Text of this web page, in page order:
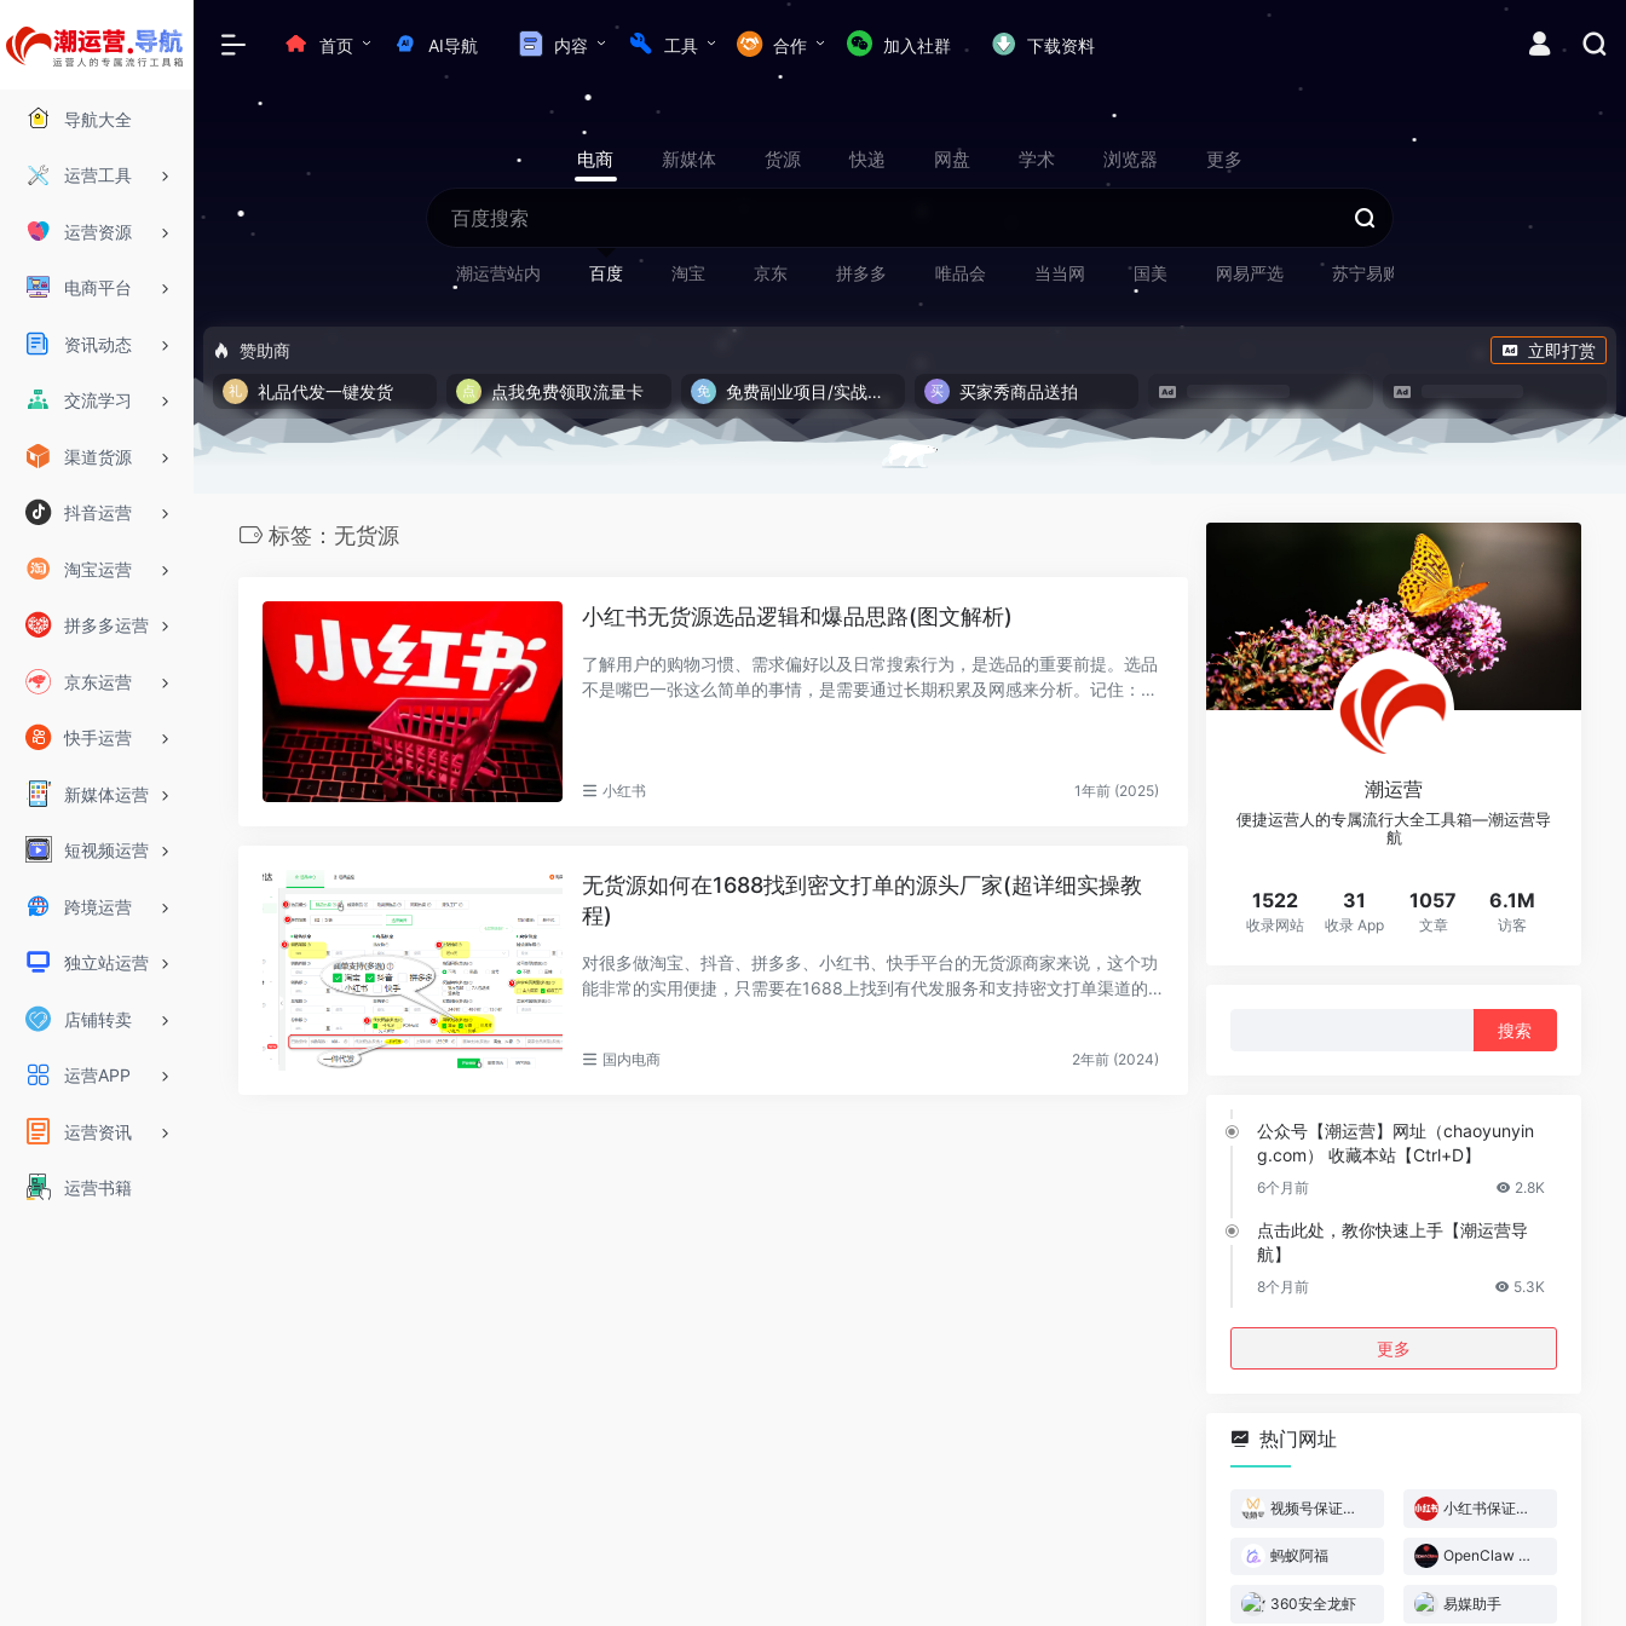
导航大全
运营工具
运营资源
电商平台
资讯动态
交流学习
渠道货源
抖音运营
淘宝运营
拼多多运营
京东运营
快手运营
新媒体运营
短视频运营
跨境运营
独立站运营
店铺转卖
运营APP
运营资讯
运营书籍
首页 AI导航 内容 工具 合作 加入社群 下载资料
电商 新媒体 货源 快递 网盘 学术 浏览器 更多
潮运营站内 百度 淘宝 京东 拼多多 唯品会 当当网 国美 网易严选 苏宁易购
赞助商
立即打赏
礼品代发一键发货
点我免费领取流量卡 免费副业项目/实战推荐 买家秀商品送拍
标签：无货源
小红书无货源选品逻辑和爆品思路(图文解析)
了解用户的购物习惯、需求偏好以及日常搜索行为，是选品的重要前提。选品
不是嘴巴一张这么简单的事情，是需要通过长期积累及网感来分析。记住：
小红书 1年前 (2025)
无货源如何在1688找到密文打单的源头厂家(超详细实操教
程)
对很多做淘宝、抖音、拼多多、小红书、快手平台的无货源商家来说，这个功
能非常的实用便捷，只需要在1688上找到有代发服务和支持密文打单渠道的
国内电商 2年前 (2024)
潮运营
便捷运营人的专属流行大全工具箱—潮运营导
航
1522
收录网站
31
收录 App
1057
文章
6.1M
访客
公众号【潮运营】网址（chaoyunyin
g.com） 收藏本站【Ctrl+D】
6个月前 2.8K
点击此处，教你快速上手【潮运营导
航】
8个月前 5.3K
更多
热门网址
视频号保证金规则 小红书保证金规则
蚂蚁阿福 OpenClaw 官网
360安全龙虾 易媒助手